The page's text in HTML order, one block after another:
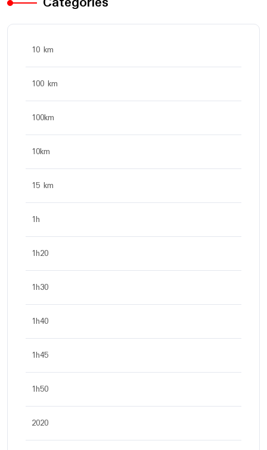
10 km
100 km
100km
10km
15 km
1h
1h20
1h30
1h40
1h45
1h50
2020